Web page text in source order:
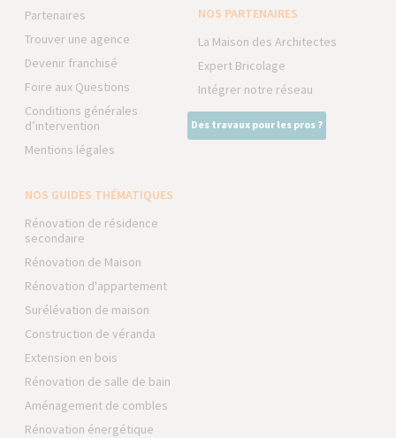
Partenaires
Trouver une agence
Devenir franchisé
Foire aux Questions
Conditions générales
d’intervention
Mentions légales
NOS PARTENAIRES
La Maison des Architectes
Expert Bricolage
Intégrer notre réseau
Des travaux pour les pros ?
NOS GUIDES THÉMATIQUES
Rénovation de résidence
secondaire
Rénovation de Maison
Rénovation d'appartement
Surélévation de maison
Construction de véranda
Extension en bois
Rénovation de salle de bain
Aménagement de combles
Rénovation énergétique